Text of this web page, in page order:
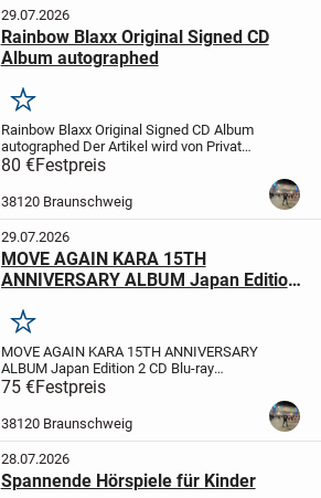
29.07.2026
Rainbow Blaxx Original Signed CD
Album autographed
Merken
Rainbow Blaxx Original Signed CD Album
autographed Der Artikel wird von Privat
verkauft. Dies ist ein Privatverkauf im
Sinne des § 3 Abs. 5 des
Fernabsatzgesetzes, keine Garantie über
80 €Festpreis
38120 Braunschweig
29.07.2026
MOVE AGAIN KARA 15TH
ANNIVERSARY ALBUM Japan Edition
Merken
MOVE AGAIN KARA 15TH ANNIVERSARY
ALBUM Japan Edition 2 CD Blu-ray
Photobook Cardsealed
von Privat verkauft. Dies ist ein
Privatverkauf im Sinne des § 3 Abs. 5 des
Fernabsatzgesetze...
75 €Festpreis
38120 Braunschweig
28.07.2026
Spannende Hörspiele für Kinder